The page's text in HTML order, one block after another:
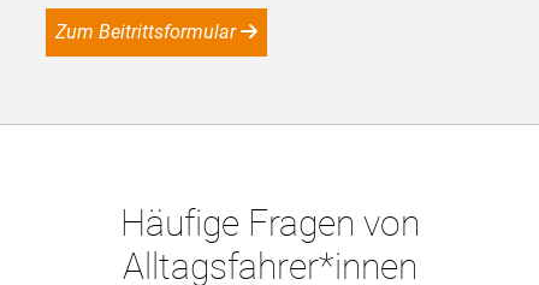
Zum Beitrittsformular
Häufige Fragen von
Alltagsfahrer*innen